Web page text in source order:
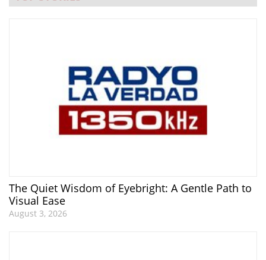
The Quiet Wisdom of Eyebright: A Gentle Path to
Visual Ease
August 3, 2026